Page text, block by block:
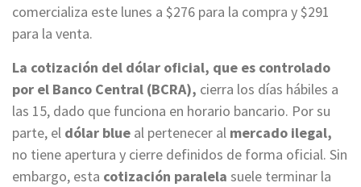
comercializa este lunes a $276 para la compra y $291
para la venta.
La cotización del dólar oficial, que es controlado
por el Banco Central (BCRA), cierra los días hábiles a
las 15, dado que funciona en horario bancario. Por su
parte, el dólar blue al pertenecer al mercado ilegal,
no tiene apertura y cierre definidos de forma oficial. Sin
embargo, esta cotización paralela suele terminar la